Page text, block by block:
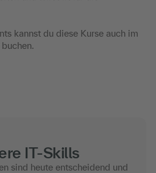
kannst du diese Kurse auch im
IT-Skills
sind heute entscheidend und